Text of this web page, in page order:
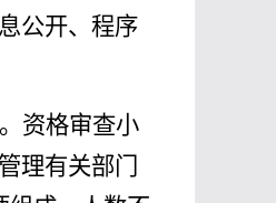
公开、程序
资格审查小
理有关部门